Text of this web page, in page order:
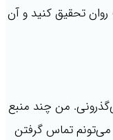
تحقیق کنید و آن
من چند منبع
می‌تونم تماس گرفتن